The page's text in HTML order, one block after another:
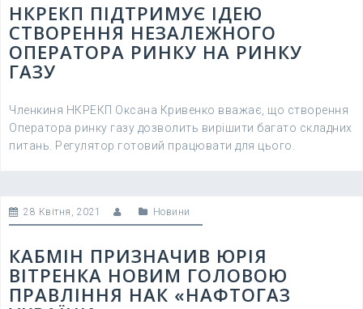
НКРЕКП ПІДТРИМУЄ ІДЕЮ
СТВОРЕННЯ НЕЗАЛЕЖНОГО
ОПЕРАТОРА РИНКУ НА РИНКУ
ГАЗУ
Членкиня НКРЕКП Оксана Кривенко вважає, що створення
Оператора ринку газу дозволить вирішити багато складних
питань. Регулятор готовий працювати для цього.
28 Квітня, 2021 Новини
КАБМІН ПРИЗНАЧИВ ЮРІЯ
ВІТРЕНКА НОВИМ ГОЛОВОЮ
ПРАВЛІННЯ НАК «НАФТОГАЗ